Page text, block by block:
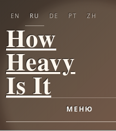
How
Heavy
Is It
МЕНЮ
EN RU DE PT ZH